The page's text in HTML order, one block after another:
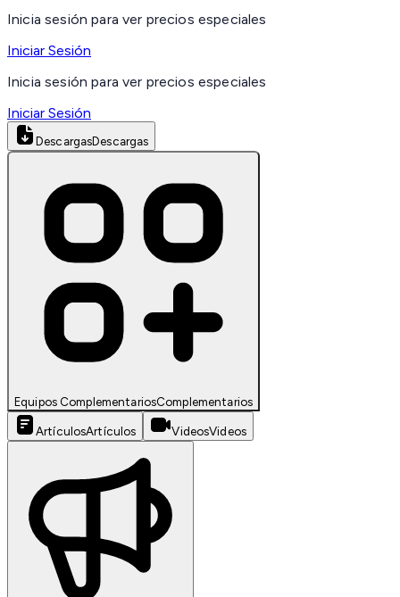
Inicia sesión para ver precios especiales
Iniciar Sesión
Inicia sesión para ver precios especiales
Iniciar Sesión
DescargasDescargas
Equipos ComplementariosComplementarios
ArtículosArtículos VideosVideos